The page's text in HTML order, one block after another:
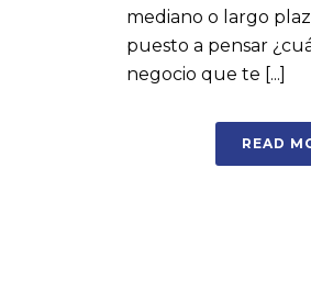
mediano o largo
puesto a pensar
negocio que te [...]
READ